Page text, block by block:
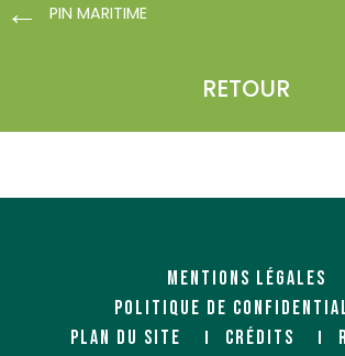
PIN MARITIME
RETOUR
MENTIONS LÉGALES
POLITIQUE DE
PLAN DU SITE
CRÉDITS